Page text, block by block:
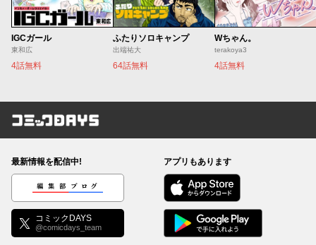
IGCガール
東和広
4話無料
ふたりソロキャンプ
出端祐大
64話無料
Wちゃん。
terakoya3
4話無料
コミックDAYS
最新情報を配信中!
編集部ブログ
コミックDAYS
@comicdays_team
アプリもあります